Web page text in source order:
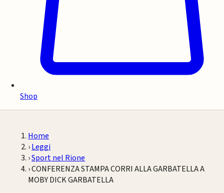
Shop
Home
›Leggi
›Sport nel Rione
›CONFERENZA STAMPA CORRI ALLA GARBATELLA A
MOBY DICK GARBATELLA